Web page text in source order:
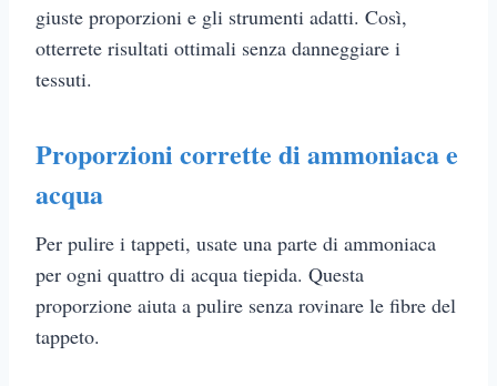
giuste proporzioni e gli strumenti adatti. Così,
otterrete risultati ottimali senza danneggiare i
tessuti.
Proporzioni corrette di ammoniaca e
acqua
Per pulire i tappeti, usate una parte di ammoniaca
per ogni quattro di acqua tiepida. Questa
proporzione aiuta a pulire senza rovinare le fibre del
tappeto.